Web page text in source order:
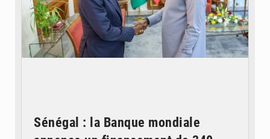
Sénégal : la Banque mondiale